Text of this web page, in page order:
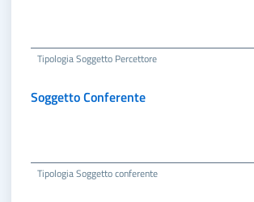
Tipologia Soggetto Percettore
Soggetto Conferente
Tipologia Soggetto conferente